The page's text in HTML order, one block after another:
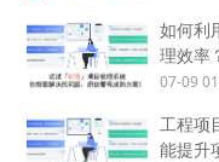
如何利
理效率
07-09
工程项
能提升